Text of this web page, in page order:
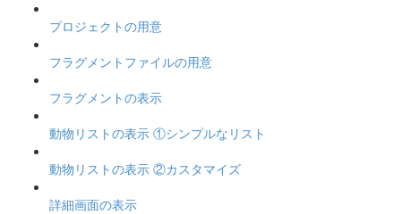
プロジェクトの用意
フラグメントファイルの用意
フラグメントの表示
動物リストの表示 ①シンプルなリスト
動物リストの表示 ②カスタマイズ
詳細画面の表示